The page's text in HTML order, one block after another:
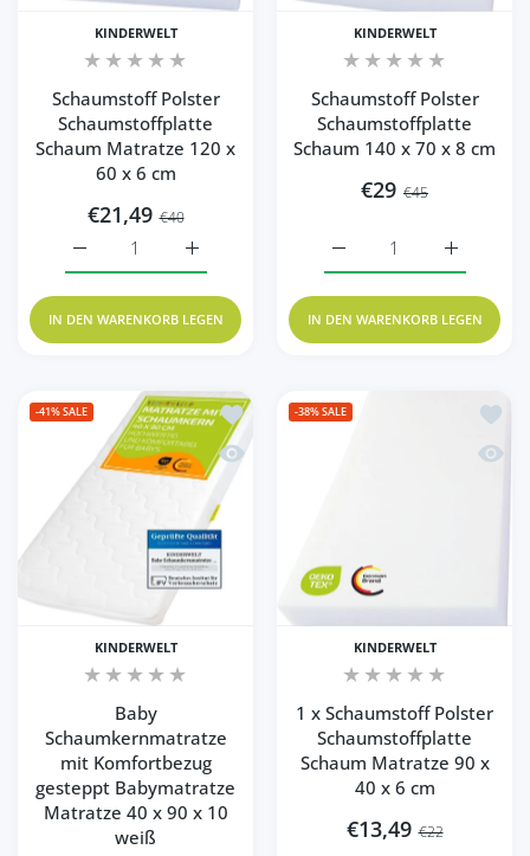
KINDERWELT
Schaumstoff Polster
Schaumstoffplatte
Schaum Matratze 120 x
60 x 6 cm
€21,49 €40
Erhöhe die Menge für Schaumstoff
Erhöhe die Menge für Schaumstoff Polster
IN DEN WARENKORB LEGEN
KINDERWELT
Schaumstoff Polster
Schaumstoffplatte
Schaum 140 x 70 x 8 cm
€29 €45
Erhöhe
Erhöhe die Menge für
IN DEN WARENKORB LEGEN
-41%SALE
Zur Wunschliste hinzufügen Baby
Schnellansicht Baby
KINDERWELT
Baby
Schaumkernmatratze
mit Komfortbezug
gesteppt Babymatratze
Matratze 40 x 90 x 10
weiß
-38%SALE
Zur
KINDERWELT
1 x Schaumstoff Polster
Schaumstoffplatte
Schaum Matratze 90 x
40 x 6 cm
€13,49 €22